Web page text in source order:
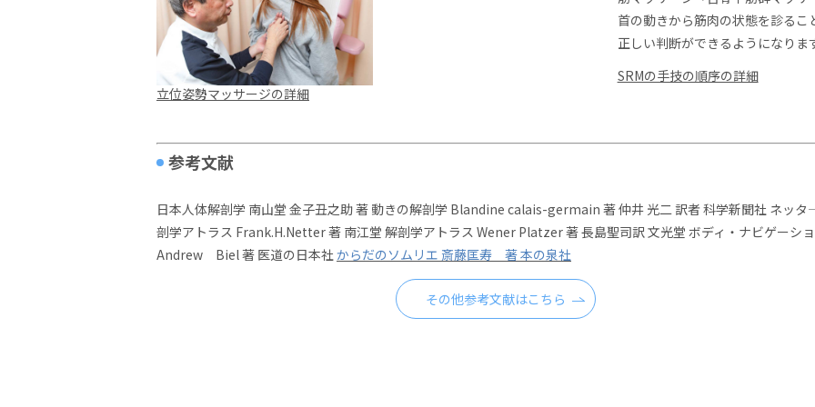
立位姿勢マッサージの詳細
首の動きから筋肉の状態を診るこ
正しい判断ができるようになりま
SRMの手技の順序の詳細
参考文献
日本人体解剖学 南山堂 金子丑之助 著 動きの解剖学 Blandine calais-germain 著 仲井 光二 訳者 科学新聞社 ネッ
剖学アトラス Frank.H.Netter 著 南江堂 解剖学アトラス Wener Platzer 著 長島聖司訳 文光堂 ボディ・ナビゲーシ
Andrew Biel 著 医道の日本社からだのソムリエ 斎藤匡寿 著 本の泉社
その他参考文献はこちら